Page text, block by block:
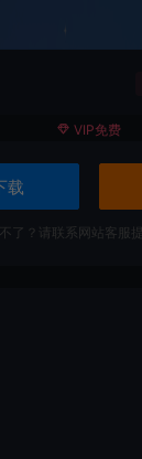
VIP免费
载
不了？请联系网站客服